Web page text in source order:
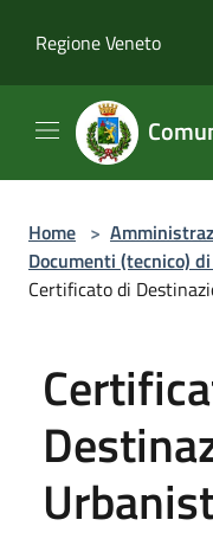
Regione Veneto
Home >
Documenti (tecnico)
Certificato di